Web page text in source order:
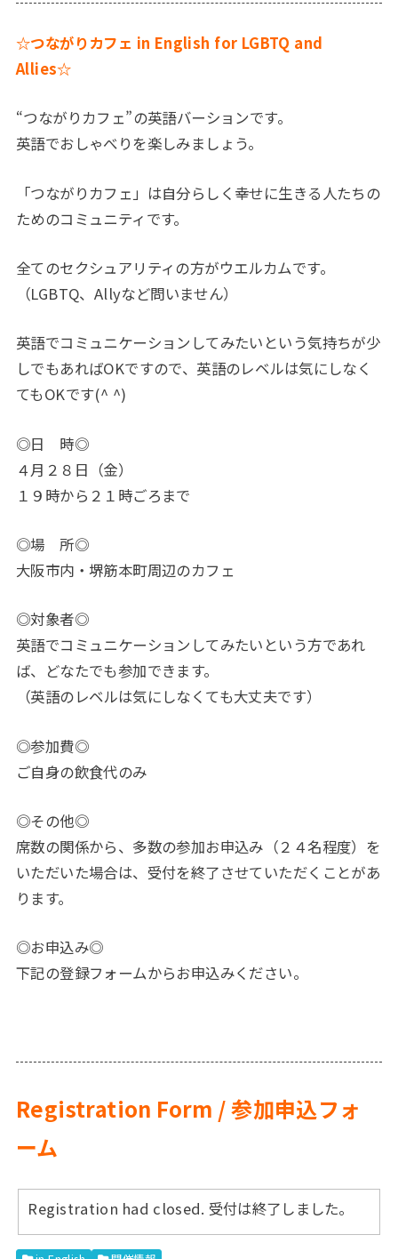
☆つながりカフェ in English for LGBTQ and
Allies☆
“つながりカフェ”の英語バーションです。
英語でおしゃべりを楽しみましょう。
「つながりカフェ」は自分らしく幸せに生きる人たちの
ためのコミュニティです。
全てのセクシュアリティの方がウエルカムです。
（LGBTQ、Allyなど問いません）
英語でコミュニケーションしてみたいという気持ちが少
しでもあればOKですので、英語のレベルは気にしなく
てもOKです(^ ^)
◎日 時◎
４月２８日（金）
１９時から２１時ごろまで
◎場 所◎
大阪市内・堺筋本町周辺のカフェ
◎対象者◎
英語でコミュニケーションしてみたいという方であれ
ば、どなたでも参加できます。
（英語のレベルは気にしなくても大丈夫です）
◎参加費◎
ご自身の飲食代のみ
◎その他◎
席数の関係から、多数の参加お申込み（２４名程度）を
いただいた場合は、受付を終了させていただくことがあ
ります。
◎お申込み◎
下記の登録フォームからお申込みください。
Registration Form / 参加申込フォ
ーム
Registration had closed. 受付は終了しました。